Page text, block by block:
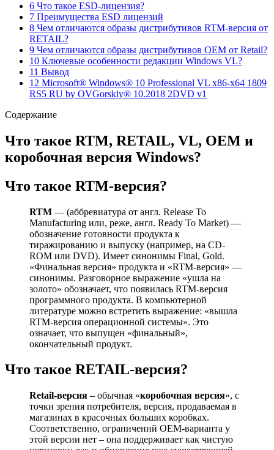
6 Что такое ESD-лицензия?
7 Преимущества ESD лицензий
8 Чем отличаются образы дистрибутивов RTM-версия от
RETAIL?
9 Чем отличаются образы дистрибутивов OEM от Retail?
10 Ключевые особенности редакции Windows VL?
11 Вывод
12 Microsoft® Windows® 10 Professional VL x86-x64 1809
RS5 RU by OVGorskiy® 10.2018 2DVD v1
Содержание
Что такое RTM, RETAIL, VL, OEM и
коробочная версия Windows?
Что такое RTM-версия?
RTM — (аббревиатура от англ. Release To
Manufacturing или, реже, англ. Ready To Market) —
обозначение готовности продукта к
тиражированию и выпуску (например, на CD-
ROM или DVD). Имеет синонимы Final, Gold.
«Финальная версия» продукта и «RTM-версия» —
синонимы. Разговорное выражение «ушла на
золото» обозначает, что появилась RTM-версия
программного продукта. В компьютерной
литературе можно встретить выражение: «вышла
RTM-версия операционной системы». Это
означает, что выпущен «финальный»,
окончательный продукт.
Что такое RETAIL-версия?
Retail-версия – обычная «коробочная версия», с
точки зрения потребителя, версия, продаваемая в
магазинах в красочных больших коробках.
Соответственно, ограничений OEM-варианта у
этой версии нет – она поддерживает как чистую